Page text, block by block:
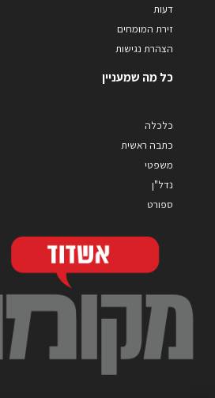
דעות
זירת המומחים
הצהרת נגישות
כל מה שמעניין
כלכלה
כתבה ראשית
משפטי
נדל"ן
ספורט